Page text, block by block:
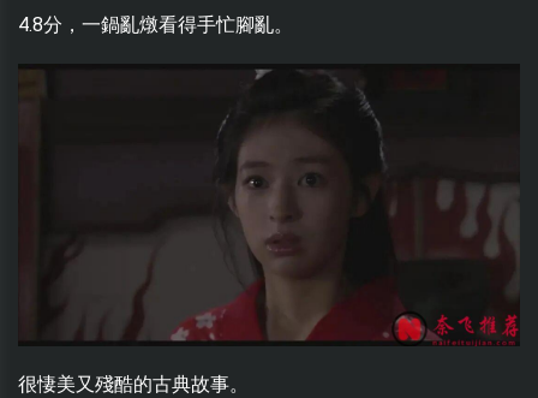
4.8分，一鍋亂燉看得手忙腳亂。
很悽美又殘酷的古典故事。